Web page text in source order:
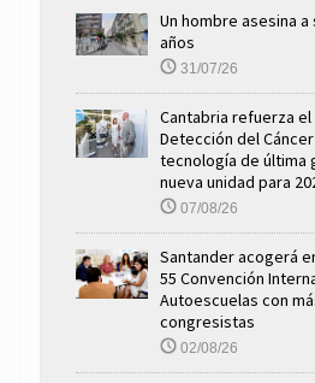
Un hombre asesina
años
31/07/26
Cantabria refuerza
Detección del
tecnología de última
nueva unidad para
07/08/26
Santander acogerá
55 Convención
Autoescuelas con
congresistas
02/08/26